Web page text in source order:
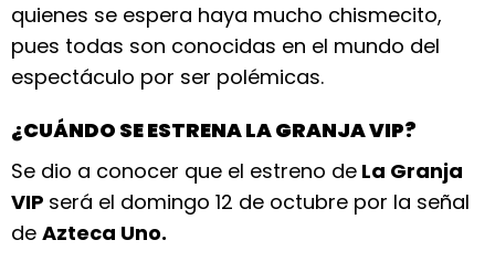
quienes se espera haya mucho chismecito,
pues todas son conocidas en el mundo del
espectáculo por ser polémicas.
¿CUÁNDO SE ESTRENA LA GRANJA VIP?
Se dio a conocer que el estreno de La Granja
VIP será el domingo 12 de octubre por la señal
de Azteca Uno.